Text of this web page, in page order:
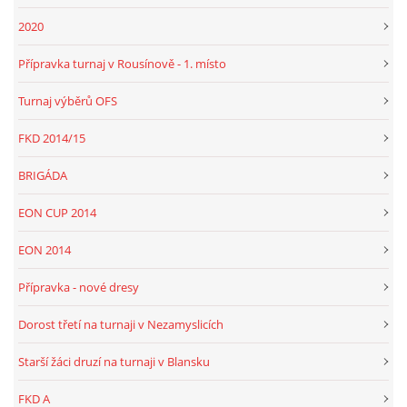
2020
Přípravka turnaj v Rousínově - 1. místo
Turnaj výběrů OFS
FKD 2014/15
BRIGÁDA
EON CUP 2014
EON 2014
Přípravka - nové dresy
Dorost třetí na turnaji v Nezamyslicích
Starší žáci druzí na turnaji v Blansku
FKD A